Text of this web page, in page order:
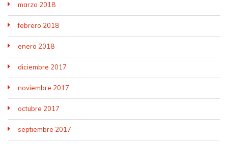
marzo 2018
febrero 2018
enero 2018
diciembre 2017
noviembre 2017
octubre 2017
septiembre 2017